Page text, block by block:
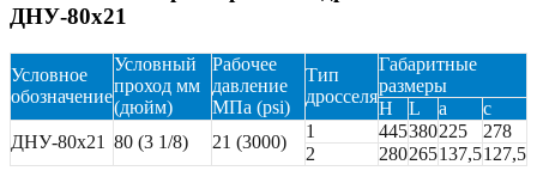
ДНУ-80х21
Условное
обозначение
Условный
проход мм
(дюйм)
Рабочее
давление
МПа (psi)
Тип
дросселя
Габаритные
размеры
H
L a
c
ДНУ-80х21 80 (3 1/8) 21 (3000)
1 445380225
278
2
280265137,5127,5